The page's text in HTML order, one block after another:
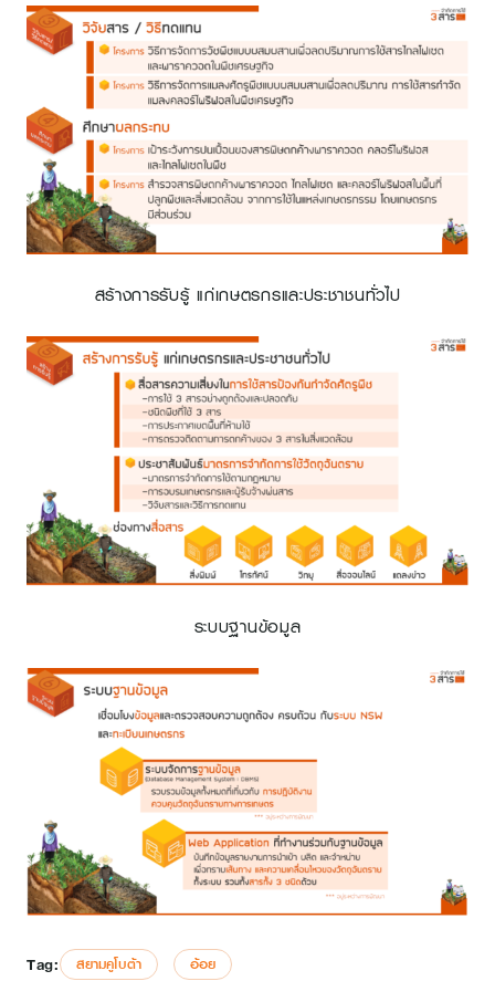
สร้างการรับรู้ แก่เกษตรกรและประชาชนทั่วไป
ระบบฐานข้อมูล
Tag: สยามคูโบต้า อ้อย